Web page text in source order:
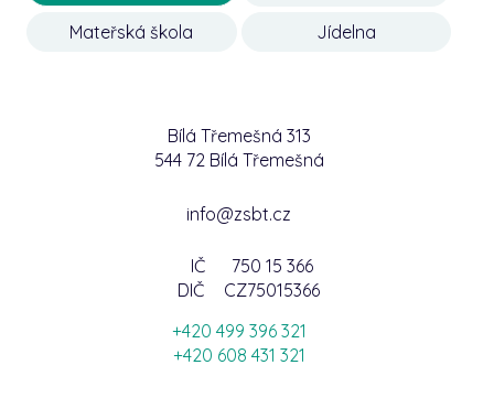
Mateřská škola Jídelna
Bílá Třemešná 313
544 72 Bílá Třemešná
info@zsbt.cz
IČ
750 15 366
DIČ
CZ75015366
+420 499 396 321
+420 608 431 321